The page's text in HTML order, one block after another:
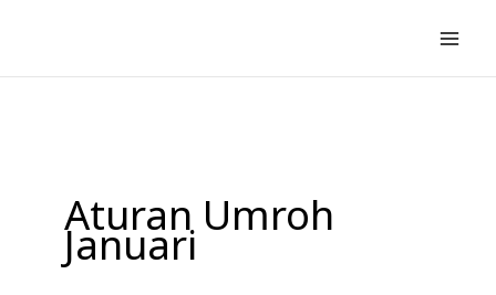
konten
Aturan Umroh
Januari